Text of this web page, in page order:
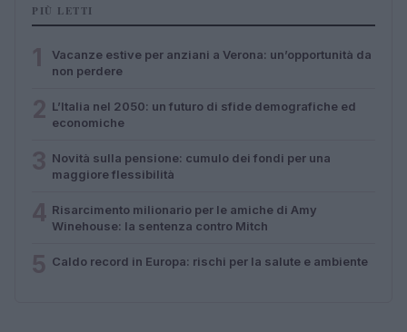
PIÙ LETTI
Vacanze estive per anziani a Verona: un’opportunità da
non perdere
L’Italia nel 2050: un futuro di sfide demografiche ed
economiche
Novità sulla pensione: cumulo dei fondi per una
maggiore flessibilità
Risarcimento milionario per le amiche di Amy
Winehouse: la sentenza contro Mitch
Caldo record in Europa: rischi per la salute e ambiente